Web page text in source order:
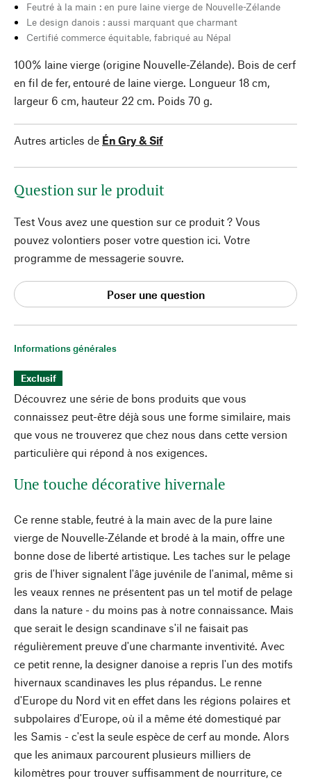
Informations générales
Exclusif
Découvrez une série de bons produits que vous
connaissez peut-être déjà sous une forme similaire, mais
que vous ne trouverez que chez nous dans cette version
particulière qui répond à nos exigences.
Une touche décorative hivernale
Ce renne stable, feutré à la main avec de la pure laine
vierge de Nouvelle-Zélande et brodé à la main, offre une
bonne dose de liberté artistique. Les taches sur le pelage
gris de l'hiver signalent l'âge juvénile de l'animal, même si
les veaux rennes ne présentent pas un tel motif de pelage
dans la nature - du moins pas à notre connaissance. Mais
que serait le design scandinave s'il ne faisait pas
régulièrement preuve d'une charmante inventivité. Avec
ce petit renne, la designer danoise a repris l'un des motifs
hivernaux scandinaves les plus répandus. Le renne
d'Europe du Nord vit en effet dans les régions polaires et
subpolaires d'Europe, où il a même été domestiqué par
les Samis - c'est la seule espèce de cerf au monde. Alors
que les animaux parcourent plusieurs milliers de
kilomètres pour trouver suffisamment de nourriture, ce
Feutré à la main : en pure laine vierge de Nouvelle-Zélande
Le design danois : aussi marquant que charmant
Certifié commerce équitable, fabriqué au Népal
100% laine vierge (origine Nouvelle-Zélande). Bois de cerf
en fil de fer, entouré de laine vierge. Longueur 18 cm,
largeur 6 cm, hauteur 22 cm. Poids 70 g.
Autres articles de Én Gry & Sif
Question sur le produit
Test Vous avez une question sur ce produit ? Vous
pouvez volontiers poser votre question ici. Votre
programme de messagerie souvre.
Poser une question